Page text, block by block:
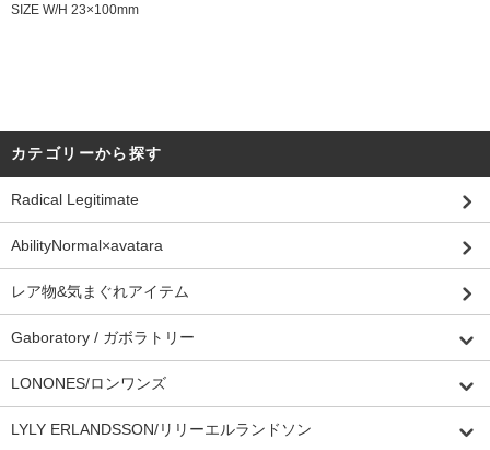
SIZE W/H 23×100mm
カテゴリーから探す
Radical Legitimate
AbilityNormal×avatara
レア物&気まぐれアイテム
Gaboratory / ガボラトリー
LONONES/ロンワンズ
LYLY ERLANDSSON/リリーエルランドソン